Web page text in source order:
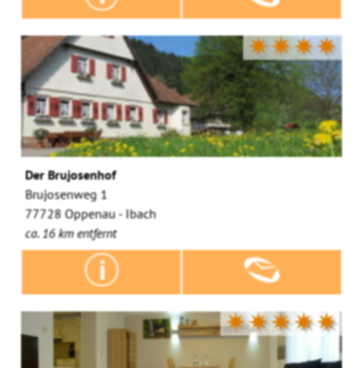
✷✷✷✷
Der Brujosenhof
Brujosenweg 1
77728 Oppenau - Ibach
ca. 16 km entfernt
✷✷✷✷✷